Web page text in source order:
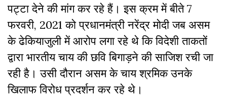
पट्टा देने की मांग कर रहे हैं। इस क्रम में बीते 7
फरवरी, 2021 को प्रधानमंत्री नरेंद्र मोदी जब असम
के ढेकियाजुली में आरोप लगा रहे थे कि विदेशी ताकतों
द्वारा भारतीय चाय की छवि बिगाड़ने की साजिश रची जा
रही है। उसी दौरान असम के चाय श्रमिक उनके
खिलाफ विरोध प्रदर्शन कर रहे थे।